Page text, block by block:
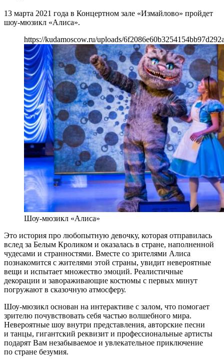
13 марта 2021 года в Концертном зале «Измайлово» пройдет
шоу-мюзикл «Алиса».
https://kudamoscow.ru/uploads/
Шоу-мюзикл «Алиса»
Это история про любопытную девочку, которая отправилась
вслед за Белым Кроликом и оказалась в стране, наполненной
чудесами и странностями. Вместе со зрителями Алиса
познакомится с жителями этой страны, увидит невероятные
вещи и испытает множество эмоций. Реалистичные
декорации и завораживающие костюмы с первых минут
погружают в сказочную атмосферу.
Шоу-мюзикл основан на интерактиве с залом, что помогает
зрителю почувствовать себя частью волшебного мира.
Невероятные шоу внутри представления, авторские песни
и танцы, гигантский реквизит и профессиональные артисты
подарят Вам незабываемое и увлекательное приключение
по стране безумия.